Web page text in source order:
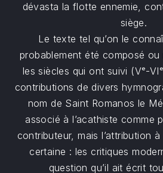
dévasta la flotte ennemie,
siège.
Le texte tel qu’on le
probablement été composé
les siècles qui ont suivi (Vᵉ-
contributions de divers
nom de Saint Romanos le
associé à l’acathiste comme
contributeur, mais l’attribution à
certaine : les critiques
question qu’il ait écrit